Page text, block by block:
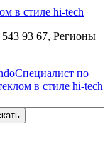
93 67, Регионы
в стиле hi-tech
Специалист по
в стиле hi-tech